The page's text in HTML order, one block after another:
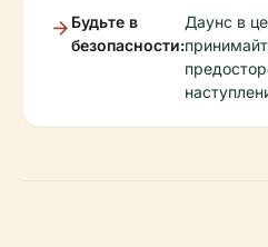
Будьте в
безопасности:
Даунс в